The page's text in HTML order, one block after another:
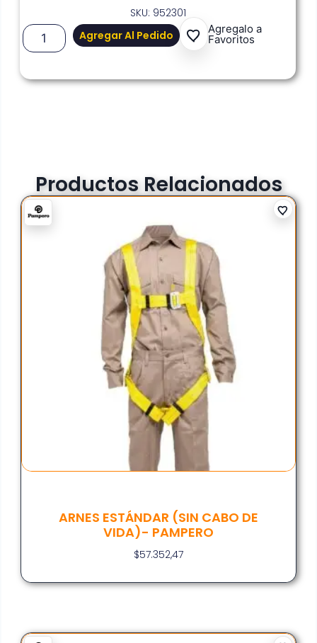
SKU: 952301
Agregar Al Pedido
Agregalo a
Favoritos
Productos Relacionados
ARNES ESTÁNDAR (SIN CABO DE
VIDA)- PAMPERO
$57.352,47